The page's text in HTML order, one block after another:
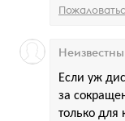
Если уж
за
только